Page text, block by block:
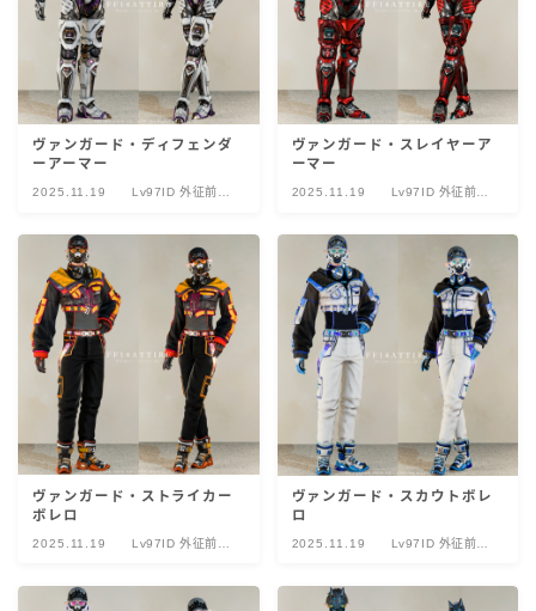
ヴァンガード・ディフェンダ
ーアーマー
2025.11.19
Lv97ID 外征前哨
ヴァンガード・スレイヤーア
ーマー
2025.11.19
Lv97ID 外征前哨
ヴァンガード・ストライカー
ボレロ
2025.11.19
Lv97ID 外征前哨
ヴァンガード・スカウトボレ
ロ
2025.11.19
Lv97ID 外征前哨